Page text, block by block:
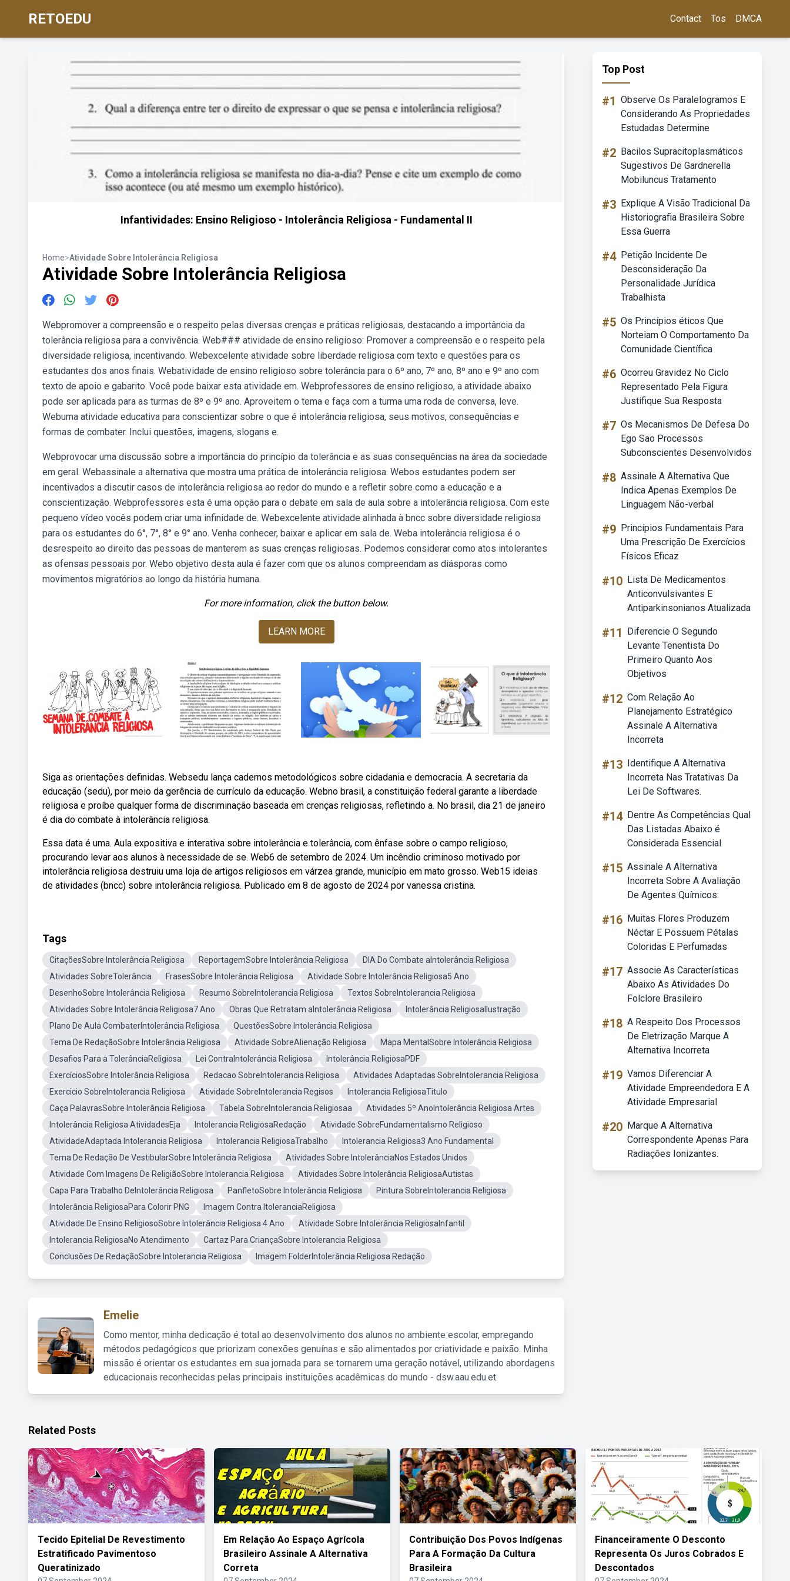
RETOEDU Contact Tos DMCA
Infantividades: Ensino Religioso - Intolerância Religiosa - Fundamental II
Home>Atividade Sobre Intolerância Religiosa
Atividade Sobre Intolerância Religiosa
Webpromover a compreensão e o respeito pelas diversas crenças e práticas religiosas, destacando a importância da
tolerância religiosa para a convivência. Web### atividade de ensino religioso: Promover a compreensão e o respeito pela
diversidade religiosa, incentivando. Webexcelente atividade sobre liberdade religiosa com texto e questões para os
estudantes dos anos finais. Webatividade de ensino religioso sobre tolerância para o 6º ano, 7º ano, 8º ano e 9º ano com
texto de apoio e gabarito. Você pode baixar esta atividade em. Webprofessores de ensino religioso, a atividade abaixo
pode ser aplicada para as turmas de 8º e 9º ano. Aproveitem o tema e faça com a turma uma roda de conversa, leve.
Webuma atividade educativa para conscientizar sobre o que é intolerância religiosa, seus motivos, consequências e
formas de combater. Inclui questões, imagens, slogans e.
Webprovocar uma discussão sobre a importância do princípio da tolerância e as suas consequências na área da sociedade
em geral. Webassinale a alternativa que mostra uma prática de intolerância religiosa. Webos estudantes podem ser
incentivados a discutir casos de intolerância religiosa ao redor do mundo e a refletir sobre como a educação e a
conscientização. Webprofessores esta é uma opção para o debate em sala de aula sobre a intolerância religiosa. Com este
pequeno vídeo vocês podem criar uma infinidade de. Webexcelente atividade alinhada à bncc sobre diversidade religiosa
para os estudantes do 6°, 7°, 8° e 9° ano. Venha conhecer, baixar e aplicar em sala de. Weba intolerância religiosa é o
desrespeito ao direito das pessoas de manterem as suas crenças religiosas. Podemos considerar como atos intolerantes
as ofensas pessoais por. Webo objetivo desta aula é fazer com que os alunos compreendam as diásporas como
movimentos migratórios ao longo da história humana.
For more information, click the button below.
LEARN MORE
Siga as orientações definidas. Websedu lança cadernos metodológicos sobre cidadania e democracia. A secretaria da
educação (sedu), por meio da gerência de currículo da educação. Webno brasil, a constituição federal garante a liberdade
religiosa e proíbe qualquer forma de discriminação baseada em crenças religiosas, refletindo a. No brasil, dia 21 de janeiro
é dia do combate à intolerância religiosa.
Essa data é uma. Aula expositiva e interativa sobre intolerância e tolerância, com ênfase sobre o campo religioso,
procurando levar aos alunos à necessidade de se. Web6 de setembro de 2024. Um incêndio criminoso motivado por
intolerância religiosa destruiu uma loja de artigos religiosos em várzea grande, município em mato grosso. Web15 ideias
de atividades (bncc) sobre intolerância religiosa. Publicado em 8 de agosto de 2024 por vanessa cristina.
Tags
CitaçõesSobre Intolerância Religiosa ReportagemSobre Intolerância Religiosa
DIA Do Combate aIntolerância Religiosa
Atividades SobreTolerância
FrasesSobre Intolerância Religiosa
Atividade Sobre Intolerância Religiosa5 Ano
DesenhoSobre Intolerância Religiosa
Resumo SobreIntolerancia Religiosa
Textos SobreIntolerancia Religiosa
Atividades Sobre Intolerância Religiosa7 Ano
Obras Que Retratam aIntolerância Religiosa
Intolerância ReligiosaIlustração
Plano De Aula CombaterIntolerância Religiosa
QuestõesSobre Intolerância Religiosa
Tema De RedaçãoSobre Intolerância Religiosa
Atividade SobreAlienação Religiosa
Mapa MentalSobre Intolerância Religiosa
Desafios Para a TolerânciaReligiosa
Lei ContraIntolerância Religiosa
Intolerância ReligiosaPDF
ExercíciosSobre Intolerância Religiosa
Redacao SobreIntolerancia Religiosa
Atividades Adaptadas SobreIntolerancia Religiosa
Exercicio SobreIntolerancia Religiosa
Atividade SobreIntolerancia Regisos
Intolerancia ReligiosaTitulo
Caça PalavrasSobre Intolerância Religiosa
Tabela SobreIntolerancia Religiosaa
Atividades 5º AnoIntolerância Religiosa Artes
Intolerância Religiosa AtividadesEja
Intolerancia ReligiosaRedação
Atividade SobreFundamentalismo Religioso
AtividadeAdaptada Intolerancia Religiosa
Intolerancia ReligiosaTrabalho
Intolerancia Religiosa3 Ano Fundamental
Tema De Redação De VestibularSobre Intolerância Religiosa
Atividades Sobre IntolerânciaNos Estados Unidos
Atividade Com Imagens De ReligiãoSobre Intolerancia Religiosa
Atividades Sobre Intolerância ReligiosaAutistas
Capa Para Trabalho DeIntolerância Religiosa
PanfletoSobre Intolerância Religiosa
Pintura SobreIntolerancia Religiosa
Intolerância ReligiosaPara Colorir PNG
Imagem Contra ItoleranciaReligiosa
Atividade De Ensino ReligiosoSobre Intolerância Religiosa 4 Ano
Atividade Sobre Intolerância ReligiosaInfantil
Intolerancia ReligiosaNo Atendimento
Cartaz Para CriançaSobre Intolerancia Religiosa
Conclusões De RedaçãoSobre Intolerancia Religiosa
Imagem FolderIntolerância Religiosa Redação
Emelie
Como mentor, minha dedicação é total ao desenvolvimento dos alunos no ambiente escolar, empregando
métodos pedagógicos que priorizam conexões genuínas e são alimentados por criatividade e paixão. Minha
missão é orientar os estudantes em sua jornada para se tornarem uma geração notável, utilizando abordagens
educacionais reconhecidas pelas principais instituições acadêmicas do mundo - dsw.aau.edu.et.
Top Post
#1 Observe Os Paralelogramos E
Considerando As Propriedades
Estudadas Determine
#2 Bacilos Supracitoplasmáticos
Sugestivos De Gardnerella
Mobiluncus Tratamento
#3 Explique A Visão Tradicional Da
Historiografia Brasileira Sobre
Essa Guerra
#4 Petição Incidente De
Desconsideração Da
Personalidade Jurídica
Trabalhista
#5 Os Princípios éticos Que
Norteiam O Comportamento Da
Comunidade Científica
#6 Ocorreu Gravidez No Ciclo
Representado Pela Figura
Justifique Sua Resposta
#7 Os Mecanismos De Defesa Do
Ego Sao Processos
Subconscientes Desenvolvidos
#8 Assinale A Alternativa Que
Indica Apenas Exemplos De
Linguagem Não-verbal
#9 Princípios Fundamentais Para
Uma Prescrição De Exercícios
Físicos Eficaz
#10 Lista De Medicamentos
Anticonvulsivantes E
Antiparkinsonianos Atualizada
#11
Diferencie O Segundo
Levante Tenentista Do
Primeiro Quanto Aos
Objetivos
#12 Com Relação Ao
Planejamento Estratégico
Assinale A Alternativa
Incorreta
#13 Identifique A Alternativa
Incorreta Nas Tratativas Da
Lei De Softwares.
#14 Dentre As Competências Qual
Das Listadas Abaixo é
Considerada Essencial
#15 Assinale A Alternativa
Incorreta Sobre A Avaliação
De Agentes Químicos:
#16 Muitas Flores Produzem
Néctar E Possuem Pétalas
Coloridas E Perfumadas
#17 Associe As Características
Abaixo As Atividades Do
Folclore Brasileiro
#18 A Respeito Dos Processos
De Eletrização Marque A
Alternativa Incorreta
#19 Vamos Diferenciar A
Atividade Empreendedora E A
Atividade Empresarial
#20 Marque A Alternativa
Correspondente Apenas Para
Radiações Ionizantes.
Related Posts
Tecido Epitelial De Revestimento
Estratificado Pavimentoso
Queratinizado
Em Relação Ao Espaço Agrícola
Brasileiro Assinale A Alternativa
Correta
Contribuição Dos Povos Indígenas
Para A Formação Da Cultura
Brasileira
Financeiramente O Desconto
Representa Os Juros Cobrados E
Descontados